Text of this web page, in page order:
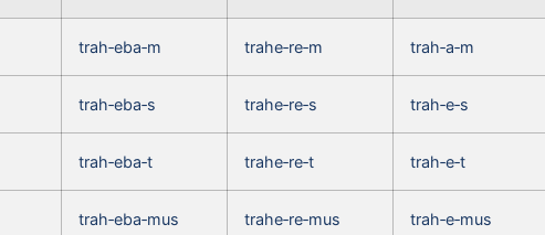
trah‑eba‑m trahe‑re‑m trah‑a‑m
trah‑eba‑s trahe‑re‑s trah‑e‑s
trah‑eba‑t trahe‑re‑t trah‑e‑t
trah‑eba‑mus trahe‑re‑mus trah‑e‑mus